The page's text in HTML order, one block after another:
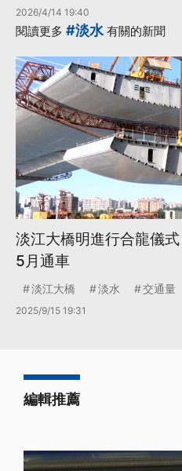
2026/4/14 19:40
閱讀更多 #淡水有關的新聞
淡江大橋明進行合龍儀
5月通車
淡江大橋 淡水 交通量
2025/9/15 19:31
編輯推薦